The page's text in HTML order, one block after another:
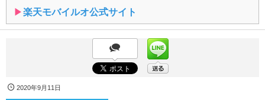
▶︎楽天モバイルオ公式サイト
2020年9月11日